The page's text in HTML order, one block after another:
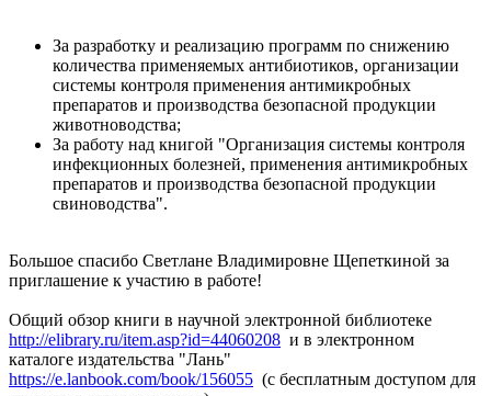
За разработку и реализацию программ по снижению
количества применяемых антибиотиков, организации
системы контроля применения антимикробных
препаратов и производства безопасной продукции
животноводства;
За работу над книгой "Организация системы контроля
инфекционных болезней, применения антимикробных
препаратов и производства безопасной продукции
свиноводства".
Большое спасибо Светлане Владимировне Щепеткиной за
приглашение к участию в работе!
Общий обзор книги в научной электронной библиотеке
http://elibrary.ru/item.asp?id=44060208 и в электронном
каталоге издательства "Лань"
https://e.lanbook.com/book/156055 (с бесплатным доступом для